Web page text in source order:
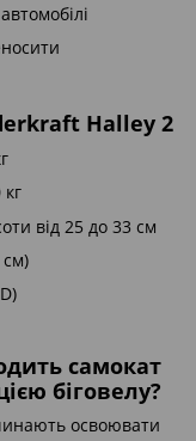
Halley 2
від 25 до 33 см
см)
самокат
біговелу?
освоювати